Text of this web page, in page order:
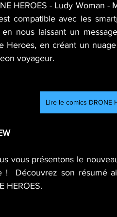
HEROES - Ludy Woman
compatible avec les
nous laissant un
Heroes, en créant un
voyageur.
Lire le comics DRONE
vous présentons le
!  Découvrez son résumé
HEROES.